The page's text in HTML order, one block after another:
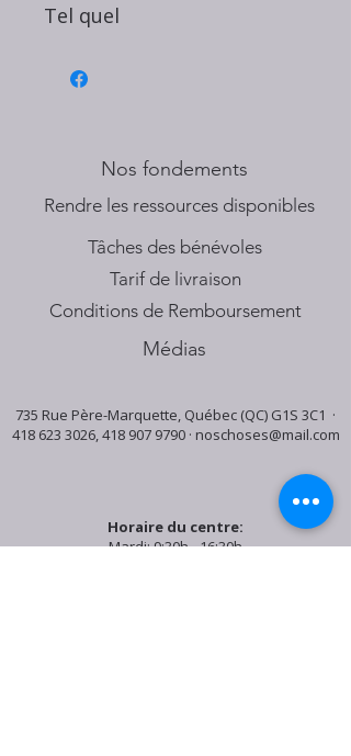
Tel quel
Nos fondements
​Rendre les ressources disponibles
Tâches des bénévoles
Tarif de livraison
Conditions de Remboursement
Médias
735 Rue Père-Marquette, Québec (QC) G1S 3C1 ·
418 623 3026,418 907 9790· noschoses@mail.com
Horaire du centre:
Mardi: 9:30h - 16:30h